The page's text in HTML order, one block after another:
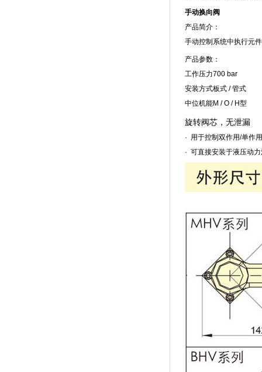
手动换向阀
产品简介：
手动控制系统中执行元
产品参数：
工作压力700 bar
安装方式板式 / 管式
中位机能M / O / H型
旋转阀芯，无泄漏
· 用于控制双作用/单作
· 可直接安装于液压动